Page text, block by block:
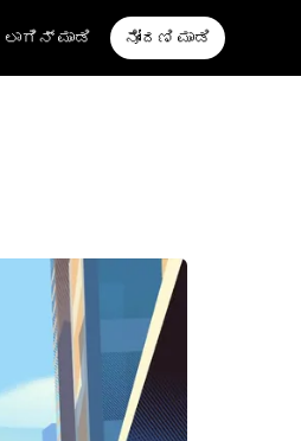
ಲಾಗಿನ್ ಮಾಡಿ ನೋಂದಣಿ ಮಾಡಿ